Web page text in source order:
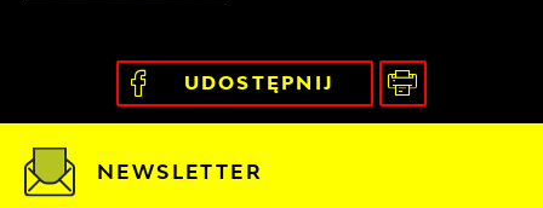
UDOSTĘPNIJ
NEWSLETTER